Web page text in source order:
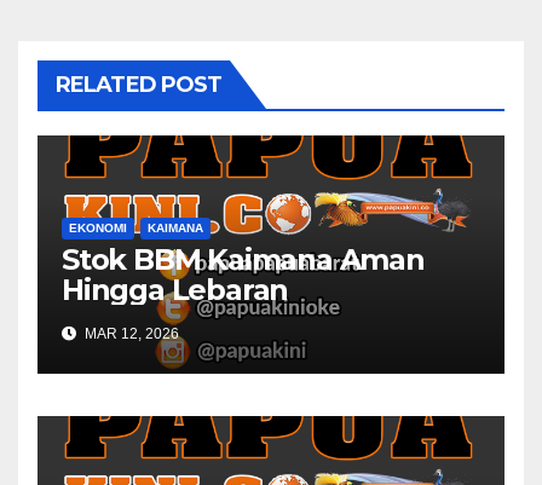
RELATED POST
EKONOMI KAIMANA
Stok BBM Kaimana Aman
Hingga Lebaran
MAR 12, 2026